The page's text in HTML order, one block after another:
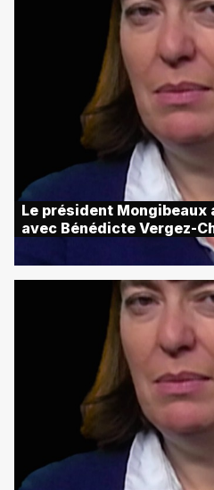
Le président
avec Bénédicte Vergez-